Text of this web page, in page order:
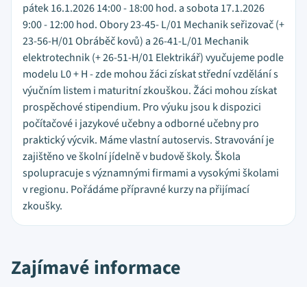
pátek 16.1.2026 14:00 - 18:00 hod. a sobota 17.1.2026
9:00 - 12:00 hod. Obory 23-45- L/01 Mechanik seřizovač (+
23-56-H/01 Obráběč kovů) a 26-41-L/01 Mechanik
elektrotechnik (+ 26-51-H/01 Elektrikář) vyučujeme podle
modelu L0 + H - zde mohou žáci získat střední vzdělání s
výučním listem i maturitní zkouškou. Žáci mohou získat
prospěchové stipendium. Pro výuku jsou k dispozici
počítačové i jazykové učebny a odborné učebny pro
praktický výcvik. Máme vlastní autoservis. Stravování je
zajištěno ve školní jídelně v budově školy. Škola
spolupracuje s významnými firmami a vysokými školami
v regionu. Pořádáme přípravné kurzy na přijímací
zkoušky.
Zajímavé informace